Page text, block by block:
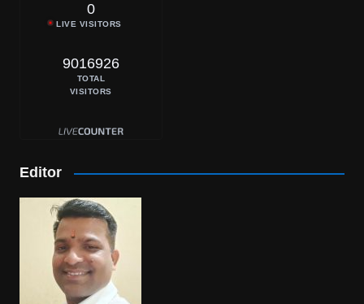
0
LIVE VISITORS
9016926
TOTAL
VISITORS
Editor